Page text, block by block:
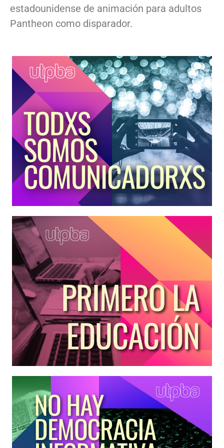
estadounidense de animación para adultos
Pantheon como disparador.